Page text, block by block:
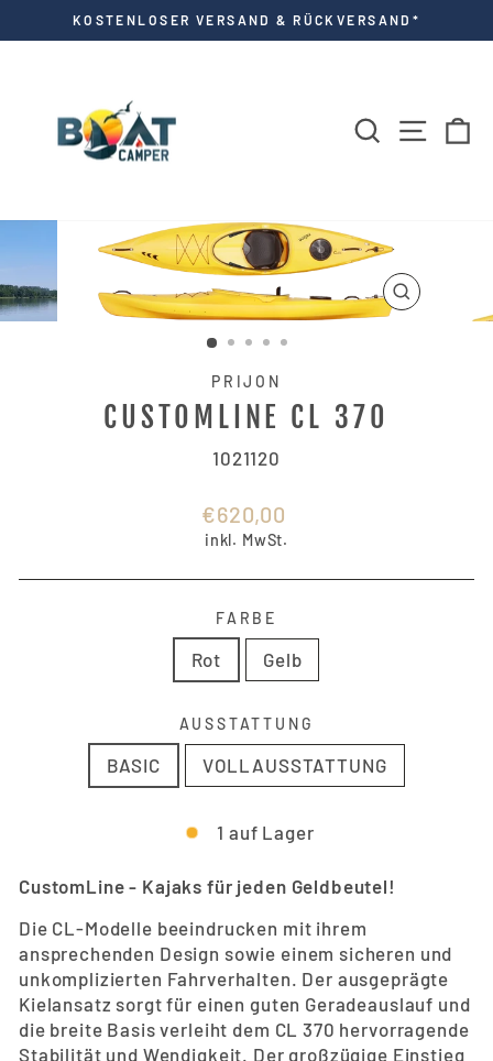
zum
Pause
KOSTENLOSER VERSAND & RÜCKVERSAND*
SUCHE
PRIJON
CUSTOMLINE CL 370
1021120
Normaler
Preis
€620,00
inkl. MwSt.
FARBE
Rot Gelb
AUSSTATTUNG
BASIC VOLLAUSSTATTUNG
1 auf Lager
CustomLine - Kajaks für jeden Geldbeutel!
Die CL-Modelle beeindrucken mit ihrem
ansprechenden Design sowie einem sicheren und
unkomplizierten Fahrverhalten. Der ausgeprägte
Kielansatz sorgt für einen guten Geradeauslauf und
die breite Basis verleiht dem CL 370 hervorragende
Stabilität und Wendigkeit. Der großzügige Einstieg